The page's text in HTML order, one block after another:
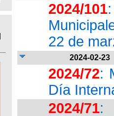
2024/101
22 de
2024-02-23
2024/72:
Día
2024/71: